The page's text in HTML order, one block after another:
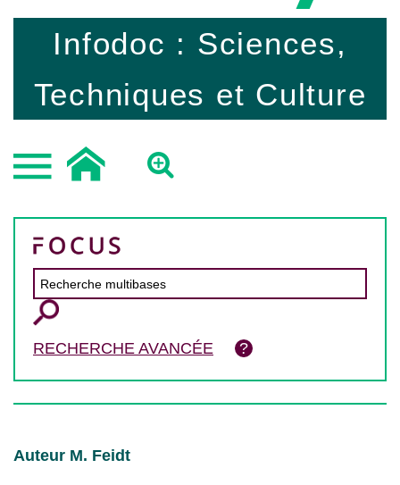
Infodoc : Sciences,
Techniques et Culture
RECHERCHE AVANCÉE
Auteur M. Feidt